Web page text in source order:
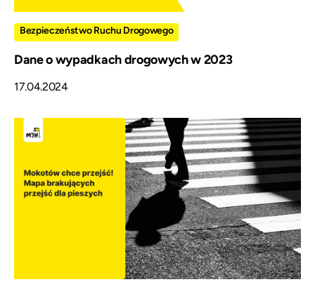
Bezpieczeństwo Ruchu Drogowego
Dane o wypadkach drogowych w 2023
17.04.2024